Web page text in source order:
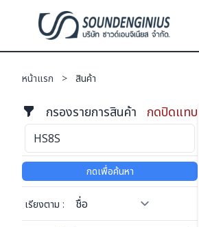
หน้าแรก > สินค้า
กรองรายการสินค้า กดปิดแทบ
กดเพื่อค้นหา
เรียงตาม :